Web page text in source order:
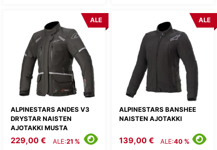
ALPINESTARS ANDES V3
DRYSTAR NAISTEN
AJOTAKKI MUSTA
ALE
229,00 € ALE:21 %
ALPINESTARS BANSHEE
NAISTEN AJOTAKKI
ALE
139,00 € ALE:40 %